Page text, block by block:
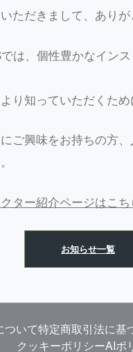
ただきまして、ありが
は、個性豊かなイン
り知っていただくため
ご興味をお持ちの方
ター紹介ページはこち
お知らせ一覧
ついて特定商取引法に基
クッキーポリシーAIポ